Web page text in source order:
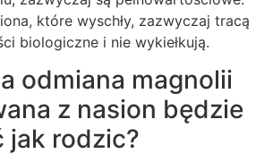
które wyschły, zazwyczaj tracą
biologiczne i nie wykiełkują.
odmiana magnolii
z nasion będzie
jak rodzic?